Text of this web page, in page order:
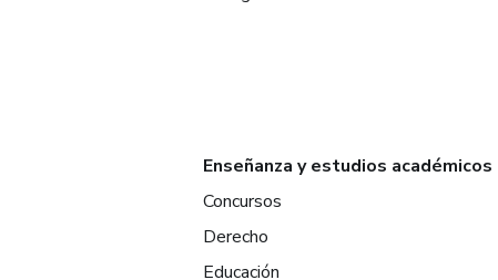
Enseñanza y estudios académicos
Concursos
Derecho
Educación